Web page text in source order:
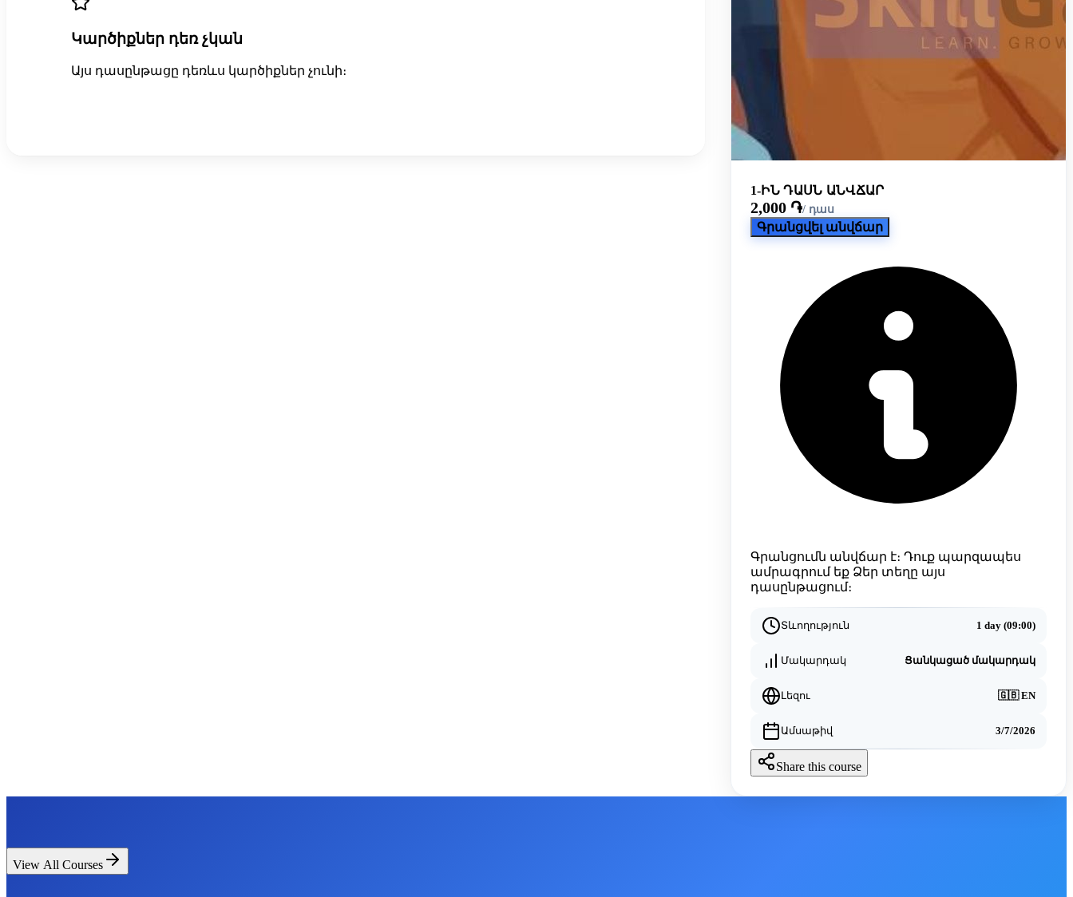
Կարծիքներ դեռ չկան
Այս դասընթացը դեռևս կարծիքներ չունի։
1-ԻՆ ԴԱՍՆ ԱՆՎՃԱՐ
2,000 ֏/ դաս
Գրանցվել անվճար
Գրանցումն անվճար է։ Դուք պարզապես
ամրագրում եք Ձեր տեղը այս
դասընթացում։
Տևողություն 1 day (09:00)
Մակարդակ Ցանկացած մակարդակ
Լեզու 🇬🇧 EN
Ամսաթիվ 3/7/2026
Share this course
View All Courses